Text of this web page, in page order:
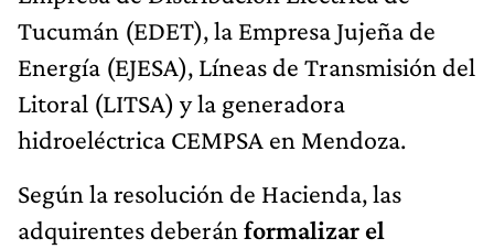
Tucumán (EDET), la Empresa Jujeña de
Energía (EJESA), Líneas de Transmisión del
Litoral (LITSA) y la generadora
hidroeléctrica CEMPSA en Mendoza.
Según la resolución de Hacienda, las
adquirentes deberán formalizar el